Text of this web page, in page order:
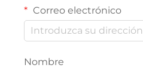
Correo electrónico
Nombre